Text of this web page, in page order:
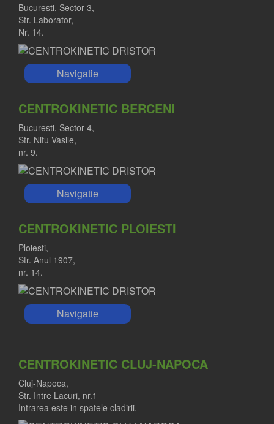
Bucuresti, Sector 3,
Str. Laborator,
Nr. 14.
Navigatie
CENTROKINETIC BERCENI
Bucuresti, Sector 4,
Str. Nitu Vasile,
nr. 9.
Navigatie
CENTROKINETIC PLOIESTI
Ploiesti,
Str. Anul 1907,
nr. 14.
Navigatie
CENTROKINETIC CLUJ-NAPOCA
Cluj-Napoca,
Str. Intre Lacuri, nr.1
Intrarea este in spatele cladirii.